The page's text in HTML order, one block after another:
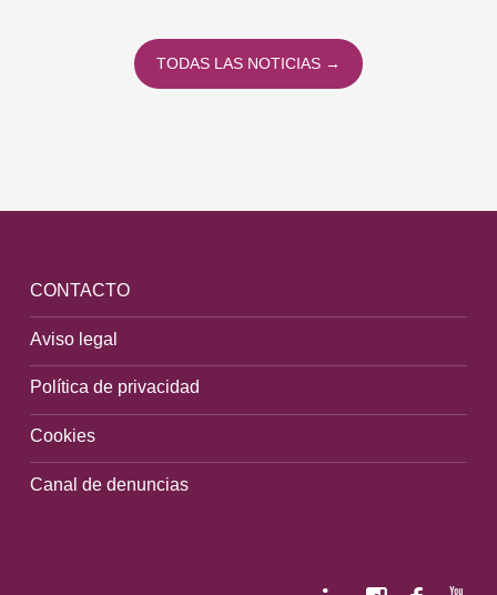
TODAS LAS NOTICIAS →
CONTACTO
Aviso legal
Política de privacidad
Cookies
Canal de denuncias